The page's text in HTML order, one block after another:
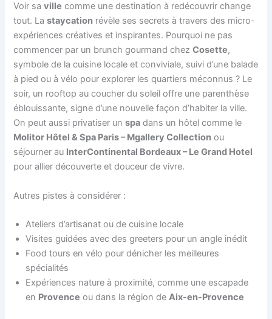
Voir saville comme une destination à redécouvrir change
tout. Lastaycation révèle ses secrets à travers des micro-
expériences créatives et inspirantes. Pourquoi ne pas
commencer par un brunch gourmand chezCosette,
symbole de la cuisine locale et conviviale, suivi d’une balade
à pied ou à vélo pour explorer les quartiers méconnus ? Le
soir, un rooftop au coucher du soleil offre une parenthèse
éblouissante, signe d’une nouvelle façon d’habiter la ville.
On peut aussi privatiser unspa dans un hôtel comme le
Molitor Hôtel & Spa Paris – Mgallery Collection ou
séjourner au InterContinental Bordeaux – Le Grand Hotel
pour allier découverte et douceur de vivre.
Autres pistes à considérer :
Ateliers d’artisanat ou de cuisine locale
Visites guidées avec des greeters pour un angle inédit
Food tours en vélo pour dénicher les meilleures
spécialités
Expériences nature à proximité, comme une escapade
en Provence ou dans la région deAix-en-Provence